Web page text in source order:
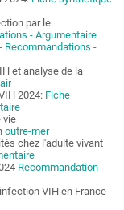
par le
- Argumentaire
- Recommandations -
et analyse de la
2024: Fiche
vie
outre-mer
chez l'adulte vivant
Recommandation -
VIH en France